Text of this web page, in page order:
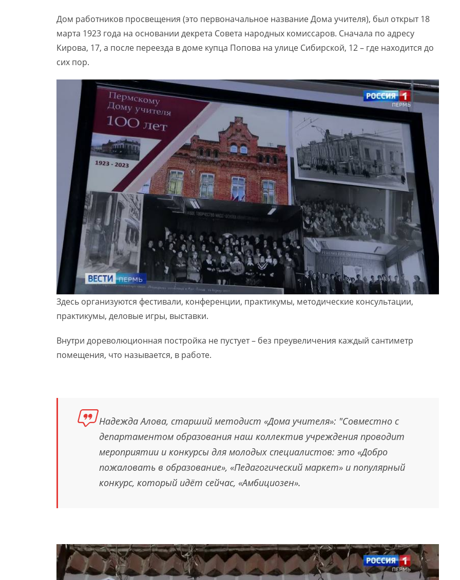
Дом работников просвещения (это первоначальное название Дома учителя), был открыт 18
марта 1923 года на основании декрета Совета народных комиссаров. Сначала по адресу
Кирова, 17, а после переезда в доме купца Попова на улице Сибирской, 12 – где находится до
сих пор.
Здесь организуются фестивали, конференции, практикумы, методические консультации,
практикумы, деловые игры, выставки.
Внутри дореволюционная постройка не пустует – без преувеличения каждый сантиметр
помещения, что называется, в работе.
Надежда Алова, старший методист «Дома учителя»: "Совместно с
департаментом образования наш коллектив учреждения проводит
мероприятии и конкурсы для молодых специалистов: это «Добро
пожаловать в образование», «Педагогический маркет» и популярный
конкурс, который идёт сейчас, «Амбициозен».